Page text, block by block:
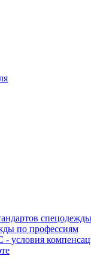
спецодежды
по профессиям
условия